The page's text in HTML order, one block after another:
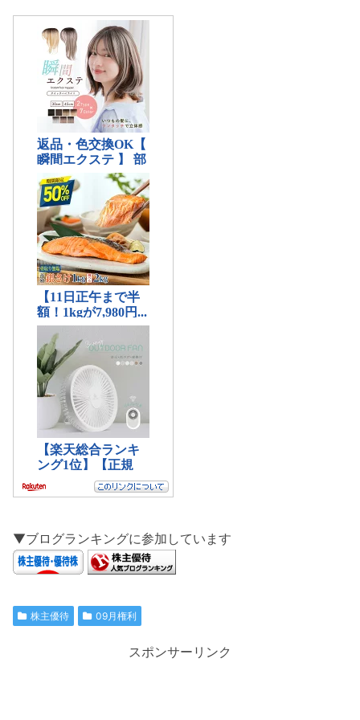
▼ブログランキングに参加しています
株主優待 09月権利
スポンサーリンク